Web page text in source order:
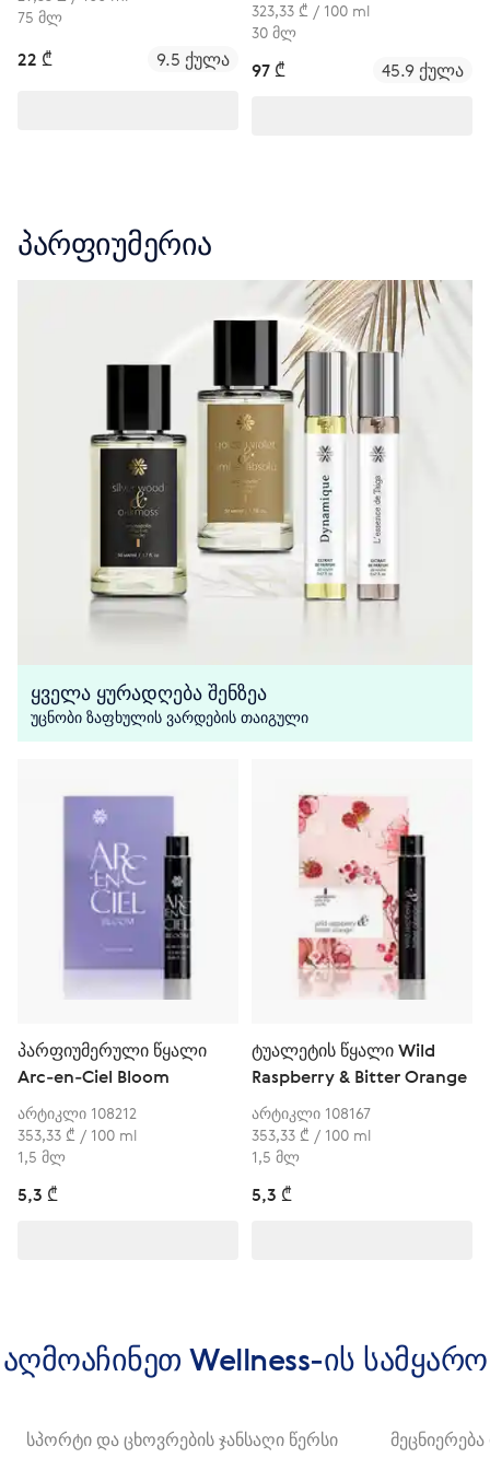
75 მლ
22 ₾ 9.5 ქულა
323,33 ₾ / 100 ml
30 მლ
97 ₾ 45.9 ქულა
პარფიუმერია
ყველა ყურადღება შენზეა
უცნობი ზაფხულის ვარდების თაიგული
პარფიუმერული წყალი
Arc-en-Ciel Bloom
არტიკლი 108212
353,33 ₾ / 100 ml
1,5 მლ
5,3 ₾
ტუალეტის წყალი Wild
Raspberry & Bitter Orange
არტიკლი 108167
353,33 ₾ / 100 ml
1,5 მლ
5,3 ₾
აღმოაჩინეთ Wellness-ის სამყარო
სპორტი და ცხოვრების ჯანსაღი წერსი